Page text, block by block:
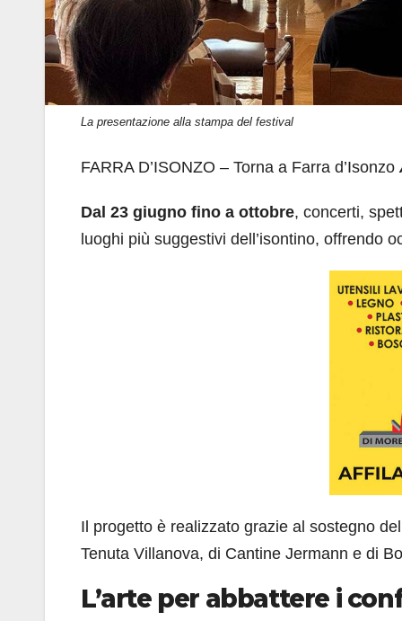
La presentazione alla stampa del festival
FARRA D’ISONZO – Torna a Farra d’Isonzo
Dal 23 giugno fino a ottobre, concerti,
luoghi più suggestivi dell’isontino, offrendo
Il progetto è realizzato grazie al sostegno
Tenuta Villanova, di Cantine Jermann e di
L’arte per abbattere i